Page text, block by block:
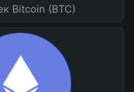
Bitcoin (BTC)